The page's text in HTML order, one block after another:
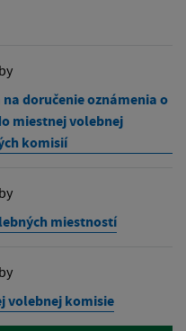
doručenie oznámenia o
miestnej volebnej
komisií
miestností
volebnej komisie